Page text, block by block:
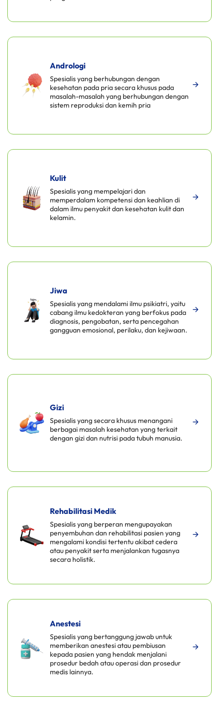
Andrologi
Spesialis yang berhubungan dengan
kesehatan pada pria secara khusus pada
masalah-masalah yang berhubungan dengan
sistem reproduksi dan kemih pria
Kulit
Spesialis yang mempelajari dan
memperdalam kompetensi dan keahlian di
dalam ilmu penyakit dan kesehatan kulit dan
kelamin.
Jiwa
Spesialis yang mendalami ilmu psikiatri, yaitu
cabang ilmu kedokteran yang berfokus pada
diagnosis, pengobatan, serta pencegahan
gangguan emosional, perilaku, dan kejiwaan.
Gizi
Spesialis yang secara khusus menangani
berbagai masalah kesehatan yang terkait
dengan gizi dan nutrisi pada tubuh manusia.
Rehabilitasi Medik
Spesialis yang berperan mengupayakan
penyembuhan dan rehabilitasi pasien yang
mengalami kondisi tertentu akibat cedera
atau penyakit serta menjalankan tugasnya
secara holistik.
Anestesi
Spesialis yang bertanggung jawab untuk
memberikan anestesi atau pembiusan
kepada pasien yang hendak menjalani
prosedur bedah atau operasi dan prosedur
medis lainnya.